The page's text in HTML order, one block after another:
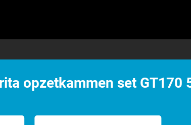
opzetkammen set GT170